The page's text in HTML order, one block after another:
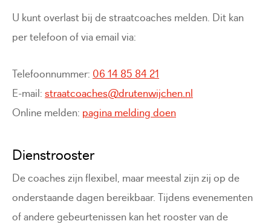
U kunt overlast bij de straatcoaches melden. Dit kan
per telefoon of via email via:
Telefoonnummer: 06 14 85 84 21
E-mail: straatcoaches@drutenwijchen.nl
Online melden: pagina melding doen
Dienstrooster
De coaches zijn flexibel, maar meestal zijn zij op de
onderstaande dagen bereikbaar. Tijdens evenementen
of andere gebeurtenissen kan het rooster van de